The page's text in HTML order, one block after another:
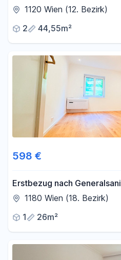
teilmöblierte 2-Zimmer-
1120 Wien (12. Bezirk)
2
44,55m²
598 €
Erstbezug nach
Ruhige Garçonnière am
1180 Wien (18. Bezirk)
1
26m²